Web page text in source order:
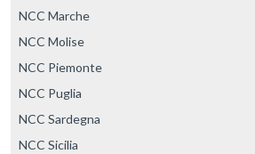
NCC Marche
NCC Molise
NCC Piemonte
NCC Puglia
NCC Sardegna
NCC Sicilia